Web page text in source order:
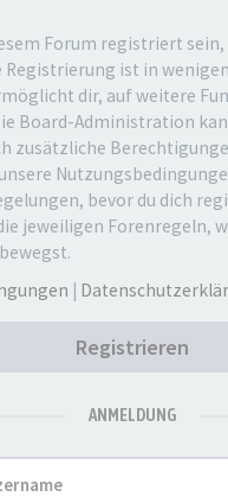
Forum registriert
Registrierung ist in
dir, auf weitere
Board-Administration
zusätzliche
bevor du dich
jeweiligen Forenregeln,
|
Registrieren
ANMELDUNG